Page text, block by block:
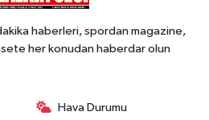
haberleri, spordan magazine,
her konudan haberdar olun
Hava Durumu